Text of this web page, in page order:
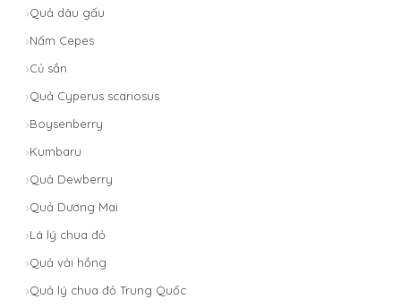
Quả dâu gấu
Nấm Cepes
Củ sắn
Quả Cyperus scariosus
Boysenberry
Kumbaru
Quả Dewberry
Quả Dương Mai
Lá lý chua đỏ
Quả vải hồng
Quả lý chua đỏ Trung Quốc